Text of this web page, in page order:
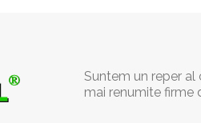
Suntem un reper
mai renumite firme